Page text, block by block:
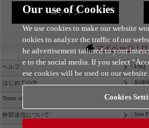
ログイン
マイページ|
ヘルプ FAQ
はじめての方 利用
Terms of Service
外部送信について Site
Our use of Cookies
We use cookies to make our website
ookies to analyze the traffic of our
he advertisement tailored to your
e to the social media. If you select
ese cookies will be used on our website.
Cookies